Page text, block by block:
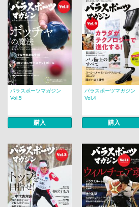
パラスポーツマガジン
Vol.5
購入
パラスポーツマガジン
Vol.4
購入